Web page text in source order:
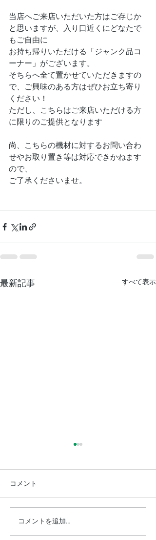
当店へご来店いただいた方はご存じか
と思いますが、入り口近くにどなたで
もご自由に
お持ち帰りいただける「ジャンク品コ
ーナー」がございます。
そちらへ全て置かせていただきますの
で、ご興味のある方はぜひお立ち寄り
ください！
ただし、こちらはご来店いただける方
に限りのご提供となります
尚、こちらの機材に対するお問い合わ
せやお取り置き等は対応できかねます
ので、
ご了承くださいませ。
最新記事 すべて表示
【お知らせ】店休日のお
知らせ
コメント
コメントを追加…